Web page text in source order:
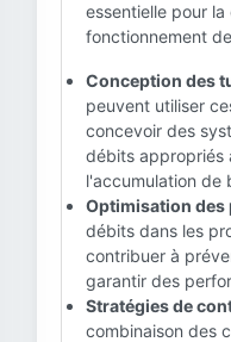
essentielle pour
fonctionnement
Conception des
peuvent utiliser
concevoir des
débits appropriés
l'accumulation de
Optimisation des
débits dans les
contribuer à
garantir des
Stratégies de
combinaison des